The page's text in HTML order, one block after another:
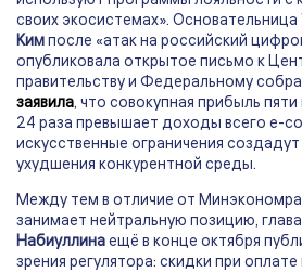
своих экосистемах». Основательница
Кимпосле «атак на российский
опубликовала открытое письмо к
правительству и Федеральному
заявила, что совокупная прибыль
24 раза превышает доходы всего e-
искусственные ограничения
ухудшения конкурентной среды.
Между тем в отличие от
занимает нейтральную позицию,
Набиуллинаещё в конце октября
зрения регулятора: скидки при